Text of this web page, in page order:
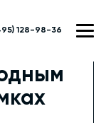
128-98-36